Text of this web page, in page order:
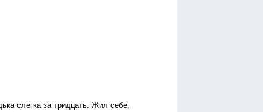
слегка за тридцать. Жил себе,